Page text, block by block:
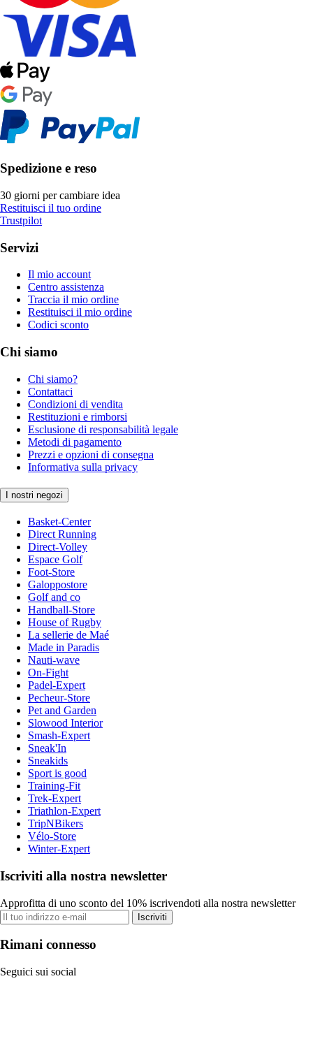
Spedizione e reso
30 giorni per cambiare idea
Restituisci il tuo ordine
Trustpilot
Servizi
Il mio account
Centro assistenza
Traccia il mio ordine
Restituisci il mio ordine
Codici sconto
Chi siamo
Chi siamo?
Contattaci
Condizioni di vendita
Restituzioni e rimborsi
Esclusione di responsabilità legale
Metodi di pagamento
Prezzi e opzioni di consegna
Informativa sulla privacy
I nostri negozi
Basket-Center
Direct Running
Direct-Volley
Espace Golf
Foot-Store
Galoppostore
Golf and co
Handball-Store
House of Rugby
La sellerie de Maé
Made in Paradis
Nauti-wave
On-Fight
Padel-Expert
Pecheur-Store
Pet and Garden
Slowood Interior
Smash-Expert
Sneak'In
Sneakids
Sport is good
Training-Fit
Trek-Expert
Triathlon-Expert
TripNBikers
Vélo-Store
Winter-Expert
Iscriviti alla nostra newsletter
Approfitta di uno sconto del 10% iscrivendoti alla nostra newsletter
Iscriviti
Rimani connesso
Seguici sui social